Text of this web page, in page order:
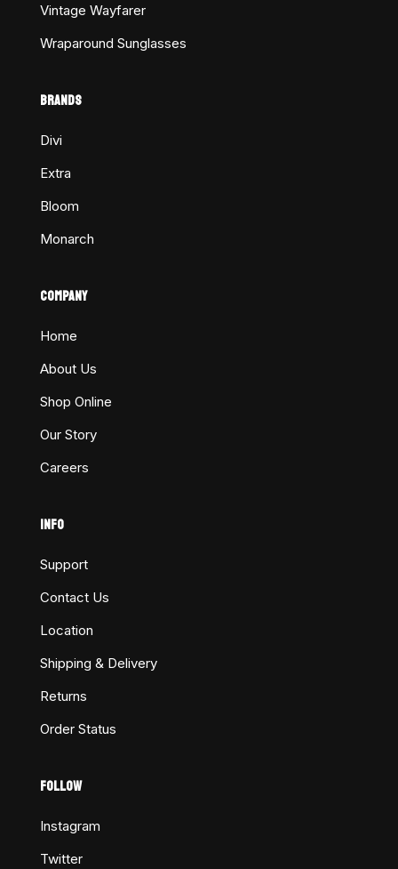
Vintage Wayfarer
Wraparound Sunglasses
BRANDS
Divi
Extra
Bloom
Monarch
COMPANY
Home
About Us
Shop Online
Our Story
Careers
INFO
Support
Contact Us
Location
Shipping & Delivery
Returns
Order Status
FOLLOW
Instagram
Twitter